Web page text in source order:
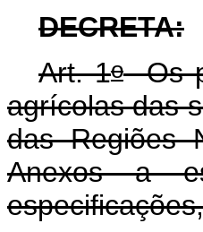
DECRETA:
Art. 1oOs
agrícolas das
das Regiões
Anexos a